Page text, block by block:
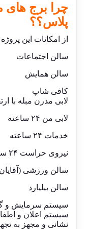
چرا برج‌ های
پلاس؟؟
از امکانات این
سالن اجتماعات
سالن همایش
کافی شاپ
لابی مدرن مبله با ارتفاع
لابی من ۲۴ ساعته
خدمات ۲۴ ساعته
نیروی حراست ۲۴ ساعته
سالن ورزشی (آقایان
سالن بیلیارد
سیستم سرمایش و
سیستم اعلان و
نشانی و مجهز به